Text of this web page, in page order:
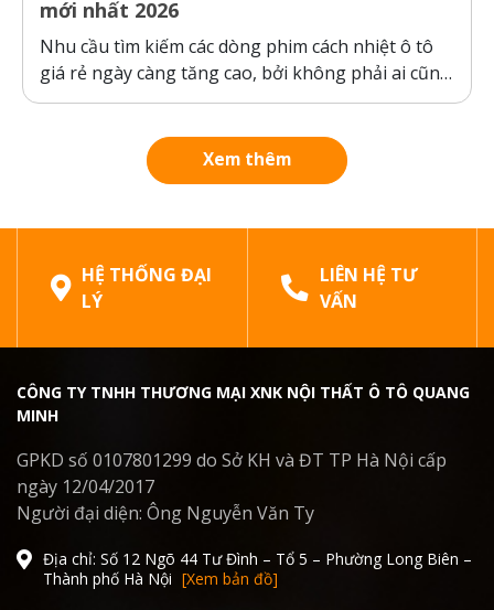
mới nhất 2026
Nhu cầu tìm kiếm các dòng phim cách nhiệt ô tô
giá rẻ ngày càng tăng cao, bởi không phải ai cũng
sẵn sàng bỏ ra hàng chục triệu đồng cho một gói
hãng” và “hàng giả, hàng nhái”...
Xem thêm
HỆ THỐNG ĐẠI
LÝ
LIÊN HỆ TƯ
VẤN
CÔNG TY TNHH THƯƠNG MẠI XNK NỘI THẤT Ô TÔ QUANG
MINH
GPKD số 0107801299 do Sở KH và ĐT TP Hà Nội cấp
ngày 12/04/2017
Người đại diện: Ông Nguyễn Văn Ty
Địa chỉ: Số 12 Ngõ 44 Tư Đình – Tổ 5 – Phường Long Biên –
Thành phố Hà Nội [Xem bản đồ]